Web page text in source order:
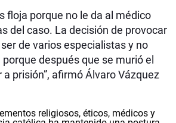
floja porque no le da al médico
del caso. La decisión de provocar
de varios especialistas y no
después que se murió el
prisión”, afirmó Álvaro Vázquez